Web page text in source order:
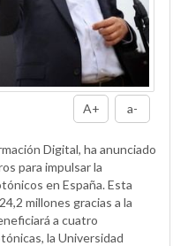
A+ a-
Digital, ha anunciado
para impulsar la
en España. Esta
millones gracias a la
a cuatro
la Universidad